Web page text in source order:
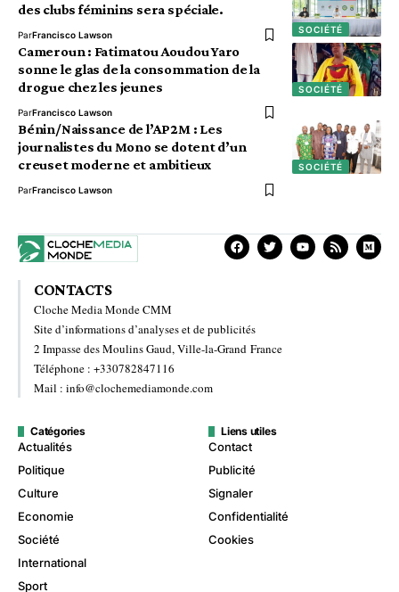
SOCIÉTÉ
des clubs féminins sera spéciale.
ParFrancisco Lawson
SOCIÉTÉ
Cameroun : Fatimatou Aoudou Yaro
sonne le glas de la consommation de la
drogue chez les jeunes
ParFrancisco Lawson
SOCIÉTÉ
Bénin/Naissance de l’AP2M : Les
journalistes du Mono se dotent d’un
creuset moderne et ambitieux
ParFrancisco Lawson
CONTACTS
Cloche Media Monde CMM
Site d’informations d’analyses et de publicités
2 Impasse des Moulins Gaud, Ville-la-Grand France
Téléphone : +330782847116
Mail : info@clochemediamonde.com
Catégories
Actualités
Politique
Culture
Economie
Société
International
Sport
Liens utiles
Contact
Publicité
Signaler
Confidentialité
Cookies